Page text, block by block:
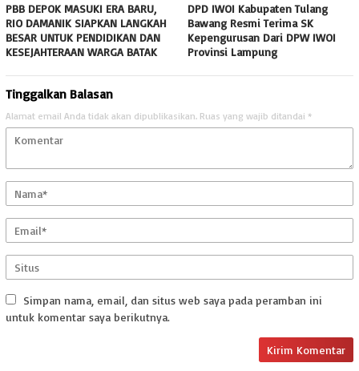
PBB DEPOK MASUKI ERA BARU,
RIO DAMANIK SIAPKAN LANGKAH
BESAR UNTUK PENDIDIKAN DAN
KESEJAHTERAAN WARGA BATAK
DPD IWOI Kabupaten Tulang
Bawang Resmi Terima SK
Kepengurusan Dari DPW IWOI
Provinsi Lampung ‎
Tinggalkan Balasan
Alamat email Anda tidak akan dipublikasikan. Ruas yang wajib ditandai *
Simpan nama, email, dan situs web saya pada peramban ini
untuk komentar saya berikutnya.